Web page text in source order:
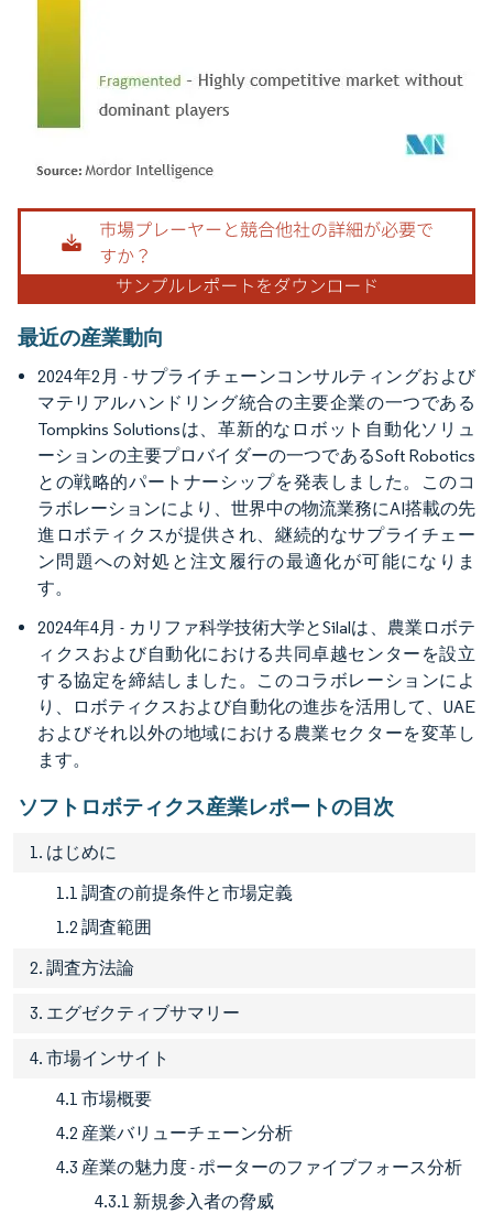
画像 © Mordor Intelligence。再利用にはCC BY 4.0の表示が必要です。
最近の産業動向
2024年2月 - サプライチェーンコンサルティングおよび
マテリアルハンドリング統合の主要企業の一つである
Tompkins Solutionsは、革新的なロボット自動化ソリュ
ーションの主要プロバイダーの一つであるSoft Robotics
との戦略的パートナーシップを発表しました。このコ
ラボレーションにより、世界中の物流業務にAI搭載の先
進ロボティクスが提供され、継続的なサプライチェー
ン問題への対処と注文履行の最適化が可能になりま
す。
2024年4月 - カリファ科学技術大学とSilalは、農業ロボテ
ィクスおよび自動化における共同卓越センターを設立
する協定を締結しました。このコラボレーションによ
り、ロボティクスおよび自動化の進歩を活用して、UAE
およびそれ以外の地域における農業セクターを変革し
ます。
ソフトロボティクス産業レポートの目次
1. はじめに
1.1 調査の前提条件と市場定義
1.2 調査範囲
2. 調査方法論
3. エグゼクティブサマリー
4. 市場インサイト
4.1 市場概要
4.2 産業バリューチェーン分析
4.3 産業の魅力度 - ポーターのファイブフォース分析
4.3.1 新規参入者の脅威